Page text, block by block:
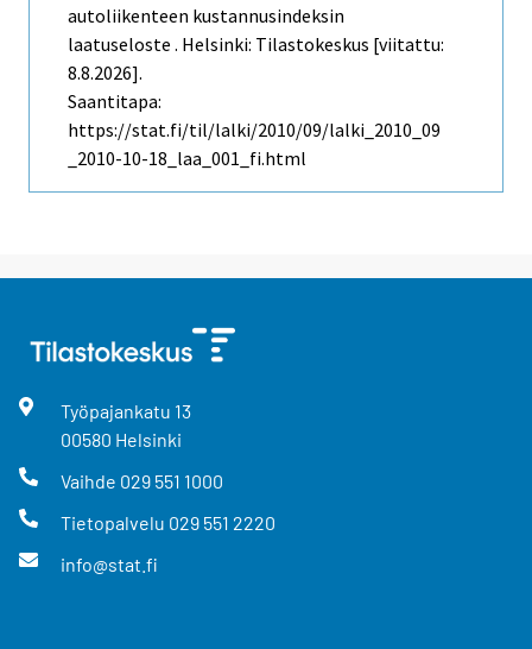
autoliikenteen kustannusindeksin
laatuseloste . Helsinki: Tilastokeskus [viitattu:
8.8.2026].
Saantitapa:
https://stat.fi/til/lalki/2010/09/lalki_2010_09
_2010-10-18_laa_001_fi.html
Työpajankatu 13
00580 Helsinki
Vaihde 029 551 1000
Tietopalvelu 029 551 2220
info@stat.fi